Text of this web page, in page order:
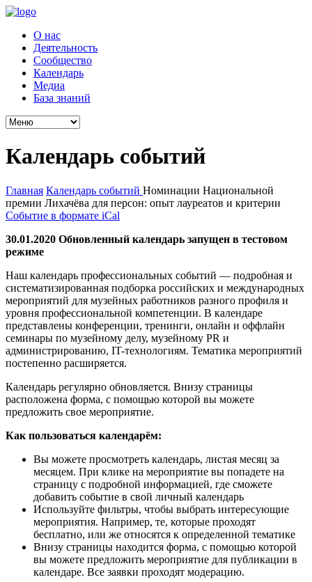
О нас
Деятельность
Сообщество
Календарь
Медиа
База знаний
Календарь событий
Главная Календарь событий Номинации Национальной
премии Лихачёва для персон: опыт лауреатов и критерии
Событие в формате iCal
30.01.2020 Обновленный календарь запущен в тестовом
режиме
Наш календарь профессиональных событий — подробная и
систематизированная подборка российских и международных
мероприятий для музейных работников разного профиля и
уровня профессиональной компетенции. В календаре
представлены конференции, тренинги, онлайн и оффлайн
семинары по музейному делу, музейному PR и
администрированию, IT-технологиям. Тематика мероприятий
постепенно расширяется.
Календарь регулярно обновляется. Внизу страницы
расположена форма, с помощью которой вы можете
предложить свое мероприятие.
Как пользоваться календарём:
Вы можете просмотреть календарь, листая месяц за
месяцем. При клике на мероприятие вы попадете на
страницу с подробной информацией, где сможете
добавить событие в свой личный календарь
Используйте фильтры, чтобы выбрать интересующие
мероприятия. Например, те, которые проходят
бесплатно, или же относятся к определенной тематике
Внизу страницы находится форма, с помощью которой
вы можете предложить мероприятие для публикации в
календаре. Все заявки проходят модерацию.